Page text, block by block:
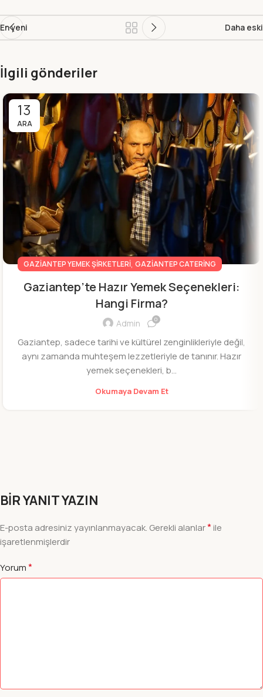
En yeni Daha eski
İlgili gönderiler
13
ARA
GAZIANTEP YEMEK ŞIRKETLERI, GAZIANTEP CATERING
Gaziantep’te Hazır Yemek Seçenekleri:
Hangi Firma?
Admin 0
Gaziantep, sadece tarihi ve kültürel zenginlikleriyle değil,
aynı zamanda muhteşem lezzetleriyle de tanınır. Hazır
yemek seçenekleri, b...
Okumaya Devam Et
BIR YANIT YAZIN
E-posta adresiniz yayınlanmayacak. Gerekli alanlar*ile
işaretlenmişlerdir
Yorum*